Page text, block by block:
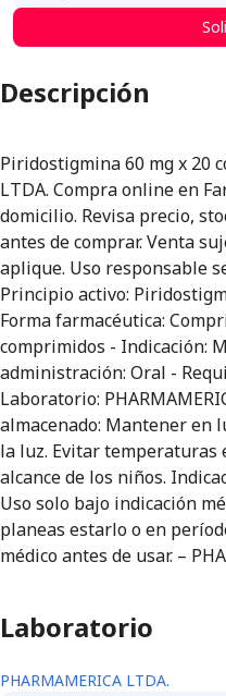
Descripción
Piridostigmina 60 mg x 20
LTDA. Compra online en
domicilio. Revisa precio,
antes de comprar. Venta
aplique. Uso responsable
Principio activo:
Forma farmacéutica:
comprimidos - Indicación:
administración: Oral -
Laboratorio:
almacenado: Mantener en
la luz. Evitar temperaturas
alcance de los niños.
Uso solo bajo indicación
planeas estarlo o en
médico antes de usar. –
Laboratorio
PHARMAMERICA LTDA.